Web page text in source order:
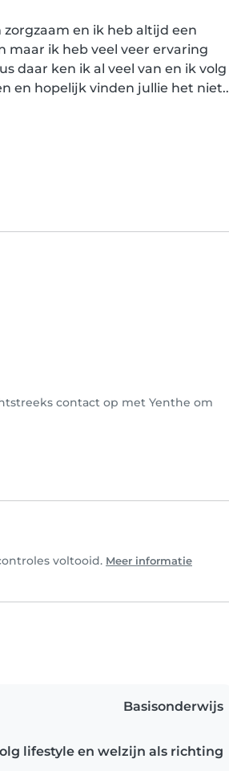
en ik heb altijd een
maar ik heb veel veer ervaring
daar ken ik al veel van en ik volg
en hopelijk vinden jullie het niet..
contact op met Yenthe om
voltooid. Meer informatie
Basisonderwijs
lifestyle en welzijn als richting